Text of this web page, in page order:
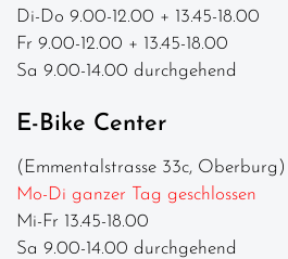
Di-Do 9.00-12.00 + 13.45-18.00
Fr 9.00-12.00 + 13.45-18.00
Sa 9.00-14.00 durchgehend
E-Bike Center
(Emmentalstrasse 33c, Oberburg)
Mo-Di ganzer Tag geschlossen
Mi-Fr 13.45-18.00
Sa 9.00-14.00 durchgehend